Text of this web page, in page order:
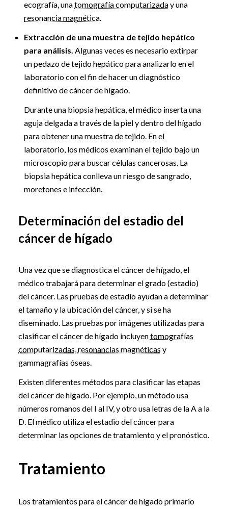
ecografía, unatomografía computarizaday una
resonancia magnética.
Extracción de una muestra de tejido hepático
para análisis. Algunas veces es necesario extirpar
un pedazo de tejido hepático para analizarlo en el
laboratorio con el fin de hacer un diagnóstico
definitivo de cáncer de hígado.
Durante una biopsia hepática, el médico inserta una
aguja delgada a través de la piel y dentro del hígado
para obtener una muestra de tejido. En el
laboratorio, los médicos examinan el tejido bajo un
microscopio para buscar células cancerosas. La
biopsia hepática conlleva un riesgo de sangrado,
moretones e infección.
Determinación del estadio del
cáncer de hígado
Una vez que se diagnostica el cáncer de hígado, el
médico trabajará para determinar el grado (estadio)
del cáncer. Las pruebas de estadio ayudan a determinar
el tamaño y la ubicación del cáncer, y si se ha
diseminado. Las pruebas por imágenes utilizadas para
clasificar el cáncer de hígado incluyentomografías
computarizadas,resonancias magnéticas y
gammagrafías óseas.
Existen diferentes métodos para clasificar las etapas
del cáncer de hígado. Por ejemplo, un método usa
números romanos del I al IV, y otro usa letras de la A a la
D. El médico utiliza el estadio del cáncer para
determinar las opciones de tratamiento y el pronóstico.
Tratamiento
Los tratamientos para el cáncer de hígado primario